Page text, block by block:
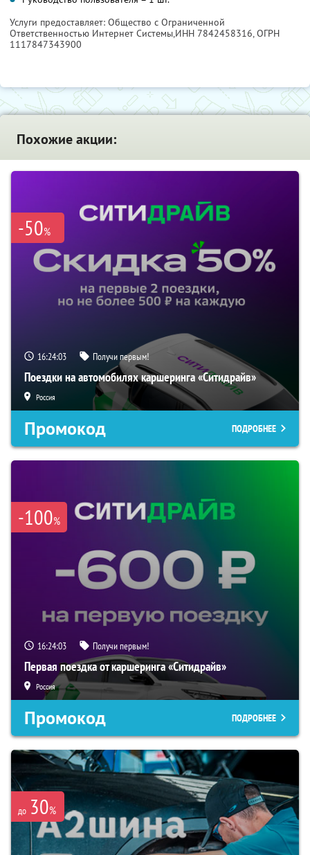
Услуги предоставляет: Общество с Ограниченной
Ответственностью Интернет Системы,ИНН 7842458316, ОГРН
1117847343900
Похожие акции:
-50%
16:24:02 Получи первым!
Поездки на автомобилях каршеринга «Ситидрайв»
Россия
Промокод ПОДРОБНЕЕ
-100%
16:24:02 Получи первым!
Первая поездка от каршеринга «Ситидрайв»
Россия
Промокод ПОДРОБНЕЕ
до 30%